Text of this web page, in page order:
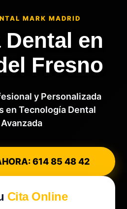
MARK MADRID
en
Fresno
y Personalizada
en Tecnología Dental
Avanzada
614 85 48 42
Cita Online